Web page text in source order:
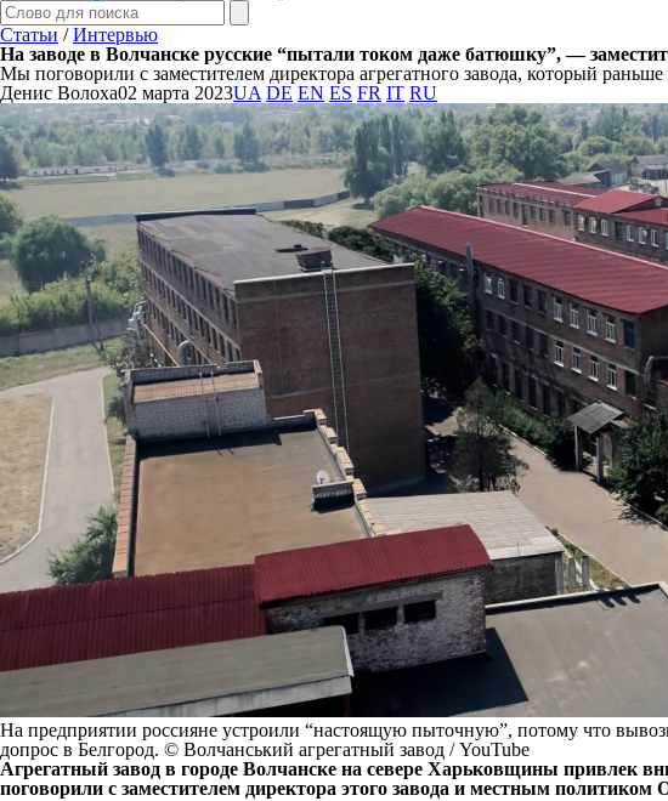
Статьи /Интервью
На заводе в Волчанске русские “пытали током даже батюшку”, —
Мы поговорили с заместителем директора агрегатного завода, который
Денис Волоха02 марта 2023UA DE EN ES FR IT RU
На предприятии россияне устроили “настоящую пыточную”, потому что
допрос в Белгород. © Волчанський агрегатный завод / YouTube
Агрегатный завод в городе Волчанске на севере Харьковщины привлек
поговорили с заместителем директора этого завода и местным